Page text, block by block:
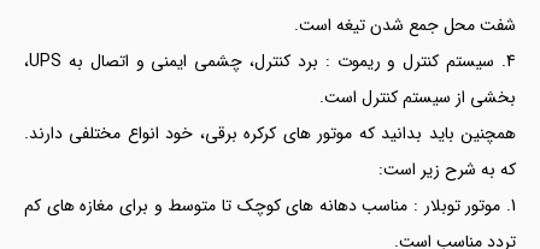
شفت محل جمع شدن تیغه است.
سیستم کنترل و ریموت : برد کنترل، چشمی ایمنی و اتصال به UPS،
بخشی از سیستم کنترل است.
همچنین باید بدانید که موتور های کرکره برقی، خود انواع مختلفی دارند.
که به شرح زیر است:
موتور توبلار : مناسب دهانه های کوچک تا متوسط و برای مغازه های کم
تردد مناسب است.